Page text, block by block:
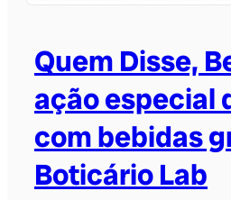
Quem Disse,
ação especial
com bebidas
Boticário Lab